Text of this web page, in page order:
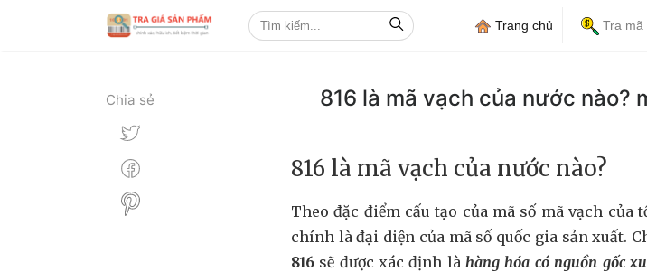
Trang chủ Tra mã
Chia sẻ 816 là mã vạch của nước nào?
816 là mã vạch của nước nào?
Theo đặc điểm cấu tạo của mã số mã vạch của
chính là đại diện của mã số quốc gia sản xuất.
816 sẽ được xác định làhàng hóa có nguồn gốc